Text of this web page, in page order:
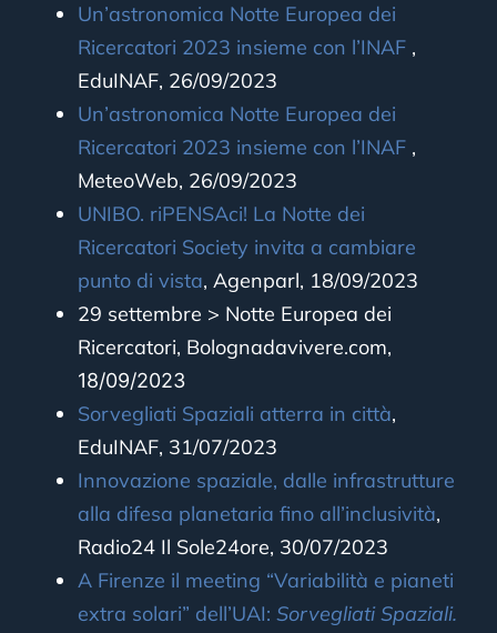
Un’astronomica Notte Europea dei
Ricercatori 2023 insieme con l’INAF ,
EduINAF, 26/09/2023
Un’astronomica Notte Europea dei
Ricercatori 2023 insieme con l’INAF ,
MeteoWeb, 26/09/2023
UNIBO. riPENSAci! La Notte dei
Ricercatori Society invita a cambiare
punto di vista, Agenparl, 18/09/2023
29 settembre > Notte Europea dei
Ricercatori, Bolognadavivere.com,
18/09/2023
Sorvegliati Spaziali atterra in città,
EduINAF, 31/07/2023
Innovazione spaziale, dalle infrastrutture
alla difesa planetaria fino all’inclusività,
Radio24 Il Sole24ore, 30/07/2023
A Firenze il meeting “Variabilità e pianeti
extra solari” dell’UAI: Sorvegliati Spaziali.